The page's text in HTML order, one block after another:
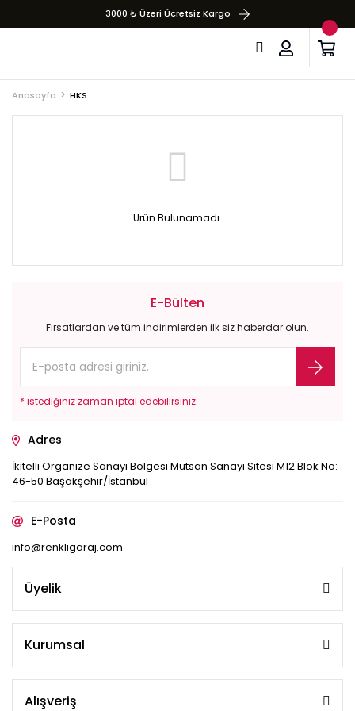
3000 ₺ Üzeri Ücretsiz Kargo
Anasayfa HKS
Ürün Bulunamadı.
E-Bülten
Fırsatlardan ve tüm indirimlerden ilk siz haberdar olun.
* istediğiniz zaman iptal edebilirsiniz.
Adres
İkitelli Organize Sanayi Bölgesi Mutsan Sanayi Sitesi M12 Blok No:
46-50 Başakşehir/İstanbul
E-Posta
info@renkligaraj.com
Üyelik
Kurumsal
Alışveriş